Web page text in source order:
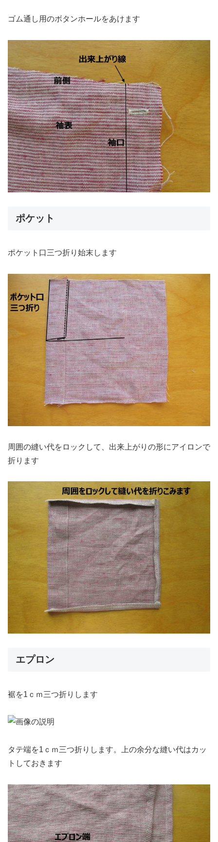
ゴム通し用のボタンホールをあけます
ポケット
ポケット口三つ折り始末します
周囲の縫い代をロックして、出来上がりの形にアイロンで
折ります
エプロン
裾を1ｃｍ三つ折りします
タテ端を1ｃｍ三つ折りします。上の余分な縫い代はカッ
トしておきます